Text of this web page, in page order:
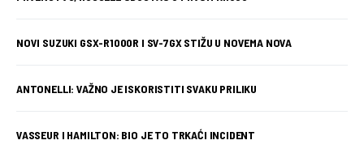
NOVI SUZUKI GSX-R1000R I SV-7GX STIŽU U NOVEMA NOVA
ANTONELLI: VAŽNO JE ISKORISTITI SVAKU PRILIKU
VASSEUR I HAMILTON: BIO JE TO TRKAĆI INCIDENT